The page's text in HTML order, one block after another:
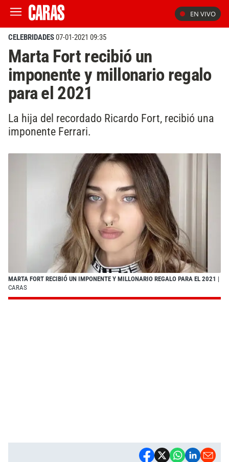
EN VIVO
CELEBRIDADES07-01-2021 09:35
Marta Fort recibió un
imponente y millonario regalo
para el 2021
La hija del recordado Ricardo Fort, recibió una
imponente Ferrari.
MARTA FORT RECIBIÓ UN IMPONENTE Y MILLONARIO REGALO PARA EL 2021 |
CARAS